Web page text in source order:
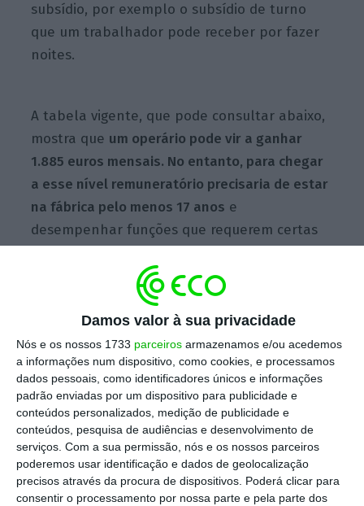
Damos valor à sua privacidade
Nós e os nossos 1733 parceiros armazenamos e/ou acedemos
a informações num dispositivo, como cookies, e processamos
dados pessoais, como identificadores únicos e informações
padrão enviadas por um dispositivo para publicidade e
conteúdos personalizados, medição de publicidade e
conteúdos, pesquisa de audiências e desenvolvimento de
serviços. Com a sua permissão, nós e os nossos parceiros
poderemos usar identificação e dados de geolocalização
precisos através da procura de dispositivos. Poderá clicar para
consentir o processamento por nossa parte e pela parte dos
subsídio, por exemplo o subsídio de turno
que um trabalhador pode receber por fazer
noites.
A tabela vigente, que pode consultar abaixo,
mostra que um operário pode vir a ganhar
1.885 euros mensais. No entanto, para chegar
a esse nível remuneratório precisaria de estar
na fábrica pelo menos 17 anos e
desempenhar funções que requerem certas
importa saber que a secção marcada como
Zona representa o tipo de trabalho efetuado
na fábrica, enquanto a coluna ao lado
mostra o tempo que o trabalhador passa
com uma certa remuneração antes de
avançar para o escalão seguinte.